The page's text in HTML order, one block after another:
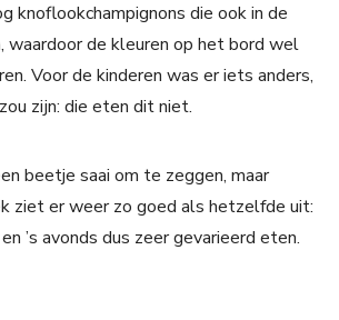
knoflookchampignons die ook in de
waardoor de kleuren op het bord wel
Voor de kinderen was er iets anders,
zijn: die eten dit niet.
beetje saai om te zeggen, maar
ziet er weer zo goed als hetzelfde uit:
’s avonds dus zeer gevarieerd eten.